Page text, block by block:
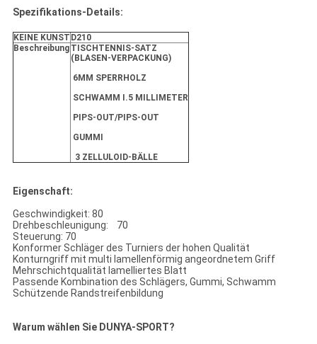
Spezifikations-Details:
KEINE KUNST D210
Beschreibung TISCHTENNIS-SATZ
(BLASEN-VERPACKUNG)
6MM SPERRHOLZ
SCHWAMM I.5 MILLIMETER
PIPS-OUT/PIPS-OUT
GUMMI
3 ZELLULOID-BÄLLE
Eigenschaft:
Geschwindigkeit: 80
Drehbeschleunigung: 70
Steuerung: 70
Konformer Schläger des Turniers der hohen Qualität
Konturngriff mit multi lamellenförmig angeordnetem Griff
Mehrschichtqualität lamelliertes Blatt
Passende Kombination des Schlägers, Gummi, Schwamm
Schützende Randstreifenbildung
Warum wählen Sie DUNYA-SPORT?